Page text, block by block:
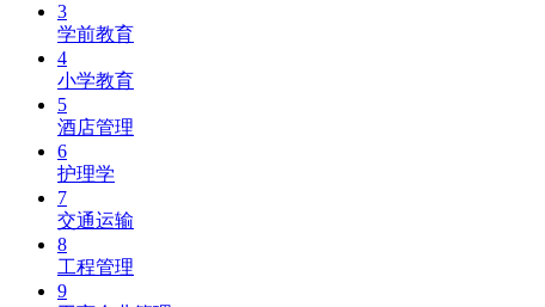
3
学前教育
4
小学教育
5
酒店管理
6
护理学
7
交通运输
8
工程管理
9